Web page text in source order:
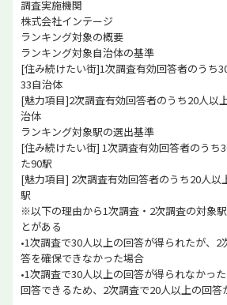
調査実施機関
株式会社インテージ
ランキング対象の概要
ランキング対象自治体の基準
[住み続けたい街]1次調査有効回答者のうち
33自治体
[魅力項目]2次調査有効回答者のうち20人以
治体
ランキング対象駅の選出基準
[住み続けたい街] 1次調査有効回答者のうち
た90駅
[魅力項目] 2次調査有効回答者のうち20人以
駅
※以下の理由から1次調査・2次調査の対象
とがある
•1次調査で30人以上の回答が得られたが、
答を確保できなかった場合
•1次調査で30人以上の回答が得られなかっ
回答できるため、2次調査で20人以上の回答